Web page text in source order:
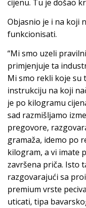
cijenu. Tu je došao
Objasnio je i na koji
funkcionisati.
“Mi smo uzeli
primjenjuje ta
Mi smo rekli koje su
instrukciju na koji
je po kilogramu
sad razmišljamo
pregovore,
gramaža, idemo po
kilogram, a vi imate
završena priča. Isto
razgovarajući sa
premium vrste
uticati, tipa